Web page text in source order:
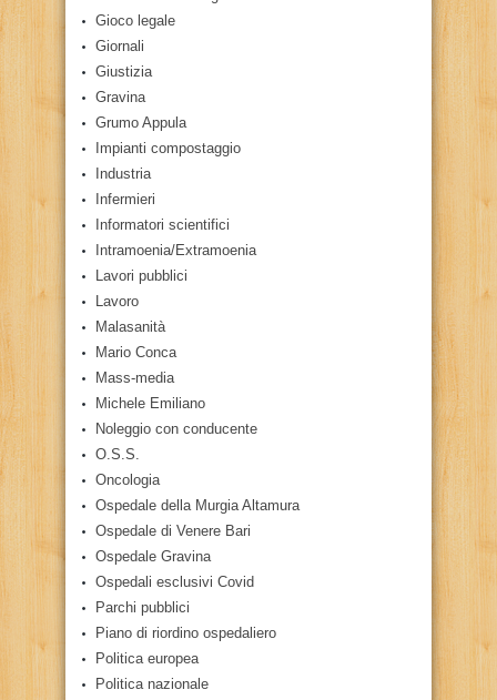
Gioco legale
Giornali
Giustizia
Gravina
Grumo Appula
Impianti compostaggio
Industria
Infermieri
Informatori scientifici
Intramoenia/Extramoenia
Lavori pubblici
Lavoro
Malasanità
Mario Conca
Mass-media
Michele Emiliano
Noleggio con conducente
O.S.S.
Oncologia
Ospedale della Murgia Altamura
Ospedale di Venere Bari
Ospedale Gravina
Ospedali esclusivi Covid
Parchi pubblici
Piano di riordino ospedaliero
Politica europea
Politica nazionale